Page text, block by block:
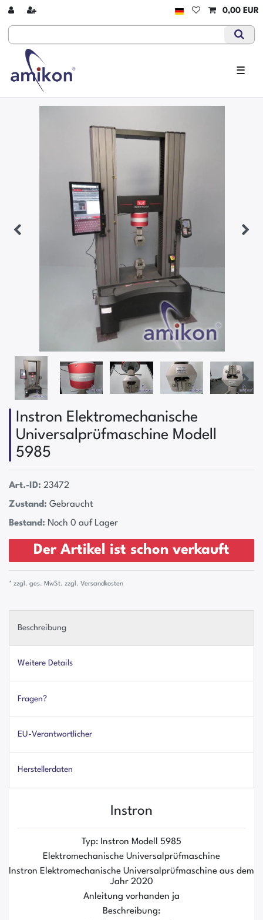
0,00 EUR
☰
Instron Elektromechanische
Universalprüfmaschine Modell
5985
Art.-ID: 23472
Zustand: Gebraucht
Bestand: Noch 0 auf Lager
Der Artikel ist schon verkauft
* zzgl. ges. MwSt. zzgl. Versandkosten
Beschreibung
Weitere Details
Fragen?
EU-Verantwortlicher
Herstellerdaten
Instron
Typ: Instron Modell 5985
Elektromechanische Universalprüfmaschine
Instron Elektromechanische Universalprüfmaschine aus dem
Jahr 2020
Anleitung vorhanden ja
Beschreibung: